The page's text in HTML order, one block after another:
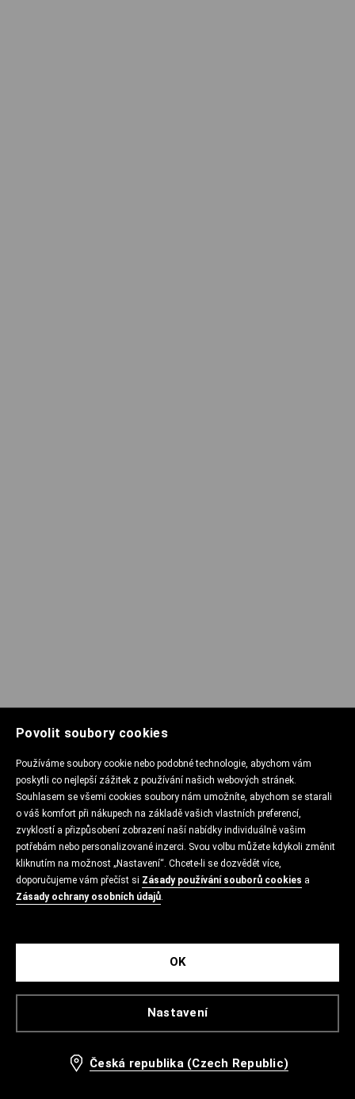
Povolit soubory cookies
Používáme soubory cookie nebo podobné technologie, abychom vám
poskytli co nejlepší zážitek z používání našich webových stránek.
Souhlasem se všemi cookies soubory nám umožníte, abychom se starali
o váš komfort při nákupech na základě vašich vlastních preferencí,
zvyklostí a přizpůsobení zobrazení naší nabídky individuálně vašim
potřebám nebo personalizované inzerci. Svou volbu můžete kdykoli změnit
kliknutím na možnost „Nastavení“. Chcete-li se dozvědět více,
doporučujeme vám přečíst si Zásady používání souborů cookies a
Zásady ochrany osobních údajů.
Nastavení
OK
Česká republika (Czech Republic)